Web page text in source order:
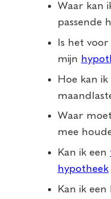
Waar kan
passende
Is het
mijn
Hoe kan
Waar
mee
Kan ik een
hypotheek
Kan ik